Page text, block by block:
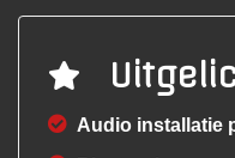
Audio installatie